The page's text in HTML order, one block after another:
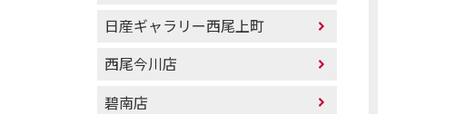
日産ギャラリー西尾上町
西尾今川店
碧南店